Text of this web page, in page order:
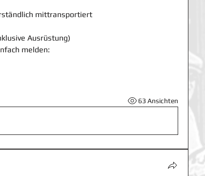
mittransportiert
Ausrüstung)
melden:
63 Ansichten